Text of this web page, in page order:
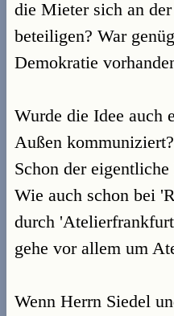
die Mieter sich an
beteiligen? War
Demokratie
Wurde die Idee auch
Außen
Schon der
Wie auch schon bei
durch
gehe vor allem um
Wenn Herrn Siedel